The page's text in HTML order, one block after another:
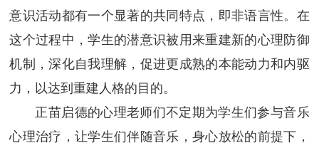
意识活动都有一个显著的共同特点，即非语言性。在
这个过程中，学生的潜意识被用来重建新的心理防御
机制，深化自我理解，促进更成熟的本能动力和内驱
力，以达到重建人格的目的。
正苗启德的心理老师们不定期为学生们参与音乐
心理治疗，让学生们伴随音乐，身心放松的前提下，